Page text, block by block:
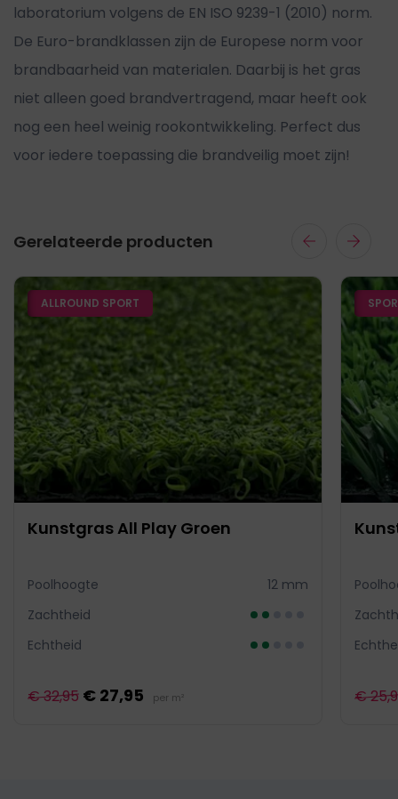
laboratorium volgens de EN ISO 9239-1 (2010) norm.
De Euro-brandklassen zijn de Europese norm voor
brandbaarheid van materialen. Daarbij is het gras
niet alleen goed brandvertragend, maar heeft ook
nog een heel weinig rookontwikkeling. Perfect dus
voor iedere toepassing die brandveilig moet zijn!
Gerelateerde producten
ALLROUND SPORT
Kunstgras All Play Groen
€ 32,95 € 27,95 per m²
Poolhoogte
12 mm
Zachtheid
Echtheid
€